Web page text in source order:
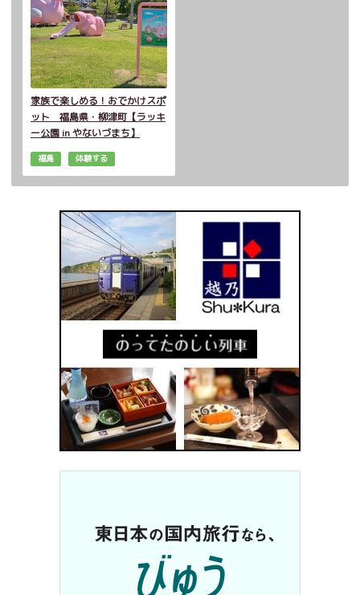
家族で楽しめる！おでかけスポ
ット 福島県・柳津町【ラッキ
ー公園 in やないづまち】
福島 体験する